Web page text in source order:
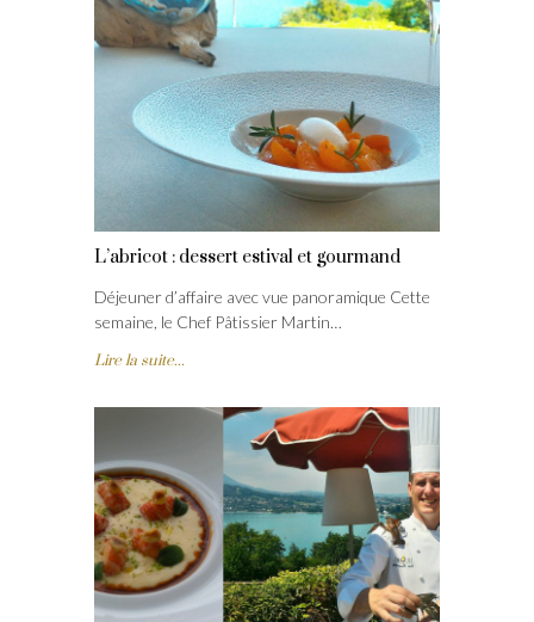
L’abricot : dessert estival et gourmand
Déjeuner d’affaire avec vue panoramique Cette
semaine, le Chef Pâtissier Martin…
Lire la suite...